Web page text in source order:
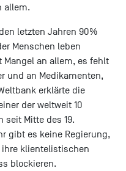
allem.
letzten Jahren 90%
Menschen leben
an allem, es fehlt
und an Medikamenten,
erklärte die
der weltweit 10
seit Mitte des 19.
gibt es keine Regierung,
klientelistischen
blockieren.